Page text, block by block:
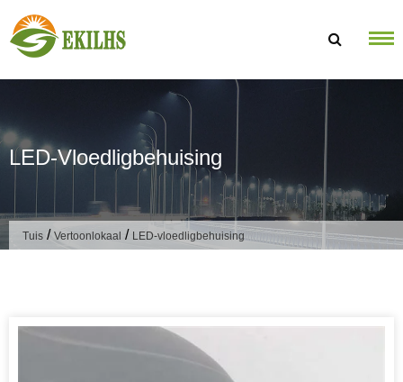
LED-Vloedligbehuising
Tuis / Vertoonlokaal / LED-vloedligbehuising